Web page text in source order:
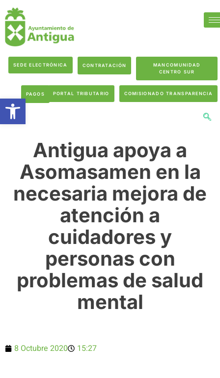
SEDE ELECTRÓNICA CONTRATACIÓN
MANCOMUNIDAD
CENTRO SUR
PAGOS PORTAL TRIBUTARIO COMISIONADO TRANSPARENCIA
Antigua apoya a
Asomasamen en la
necesaria mejora de
atención a
cuidadores y
personas con
problemas de salud
mental
8 Octubre 2020 15:27
Abrir barra de herramientas